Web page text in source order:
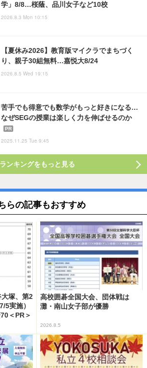
学」8/8…桜蔭、品川女子など10校
2026.8.3 Mon 10:15
【夏休み2026】教育版マイクラでまちづく
り、親子30組無料…嘉悦大8/24
2026.8.5 Wed 19:15
苦手でも得意でも数学がもっと好きになる…
なぜSEGの授業は楽しく力を伸ばせるのか
PR
2025.11.25 Tue 9:45
ランキングをもっと見る
らの記事もおすすめ
大塚、第2
5実施）
＜PR＞
高校囲碁全国大会、団体戦は
灘・南山女子部が優勝
2026.8.5